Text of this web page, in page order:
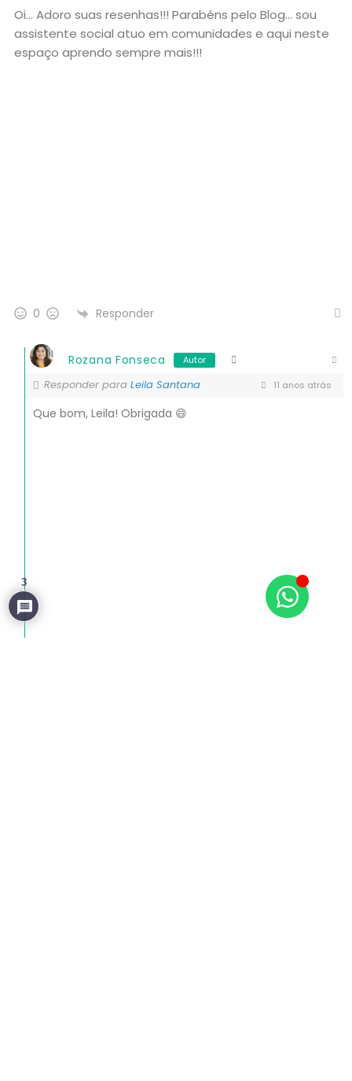
Oi… Adoro suas resenhas!!! Parabéns pelo Blog… sou
assistente social atuo em comunidades e aqui neste
espaço aprendo sempre mais!!!
0 Responder
Rozana Fonseca Autor
Responder para Leila Santana 11 anos atrás
Que bom, Leila! Obrigada 😄
3